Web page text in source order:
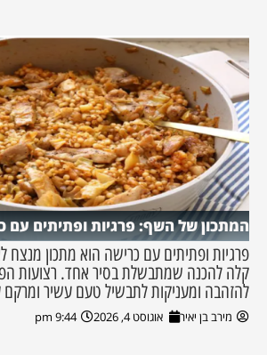
המתכון של השף: פרגיות ופתיתים עם
פרגיות ופתיתים עם כרישה הוא מתכון
קלה להכנה שמתבשלת בסיר אחד. רצועות
להזהבה ומעניקות לתבשיל טעם עשיר ומרקם
מירב בן יאיר אוגוסט 4, 2026 9:44 pm